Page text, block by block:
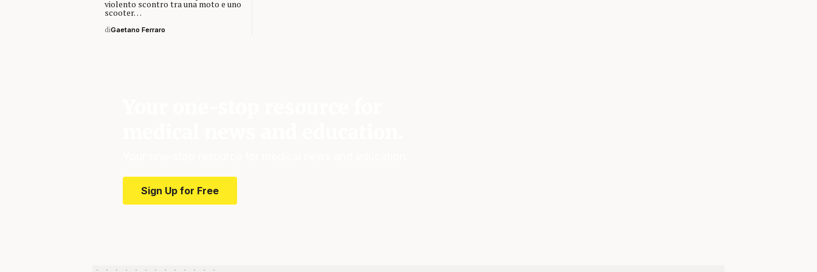
violento scontro tra una moto e uno
scooter…
diGaetano Ferraro
Sign Up for Free